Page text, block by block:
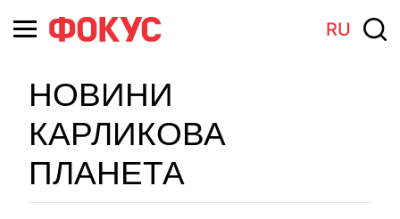
RU
НОВИНИ
КАРЛИКОВА
ПЛАНЕТА